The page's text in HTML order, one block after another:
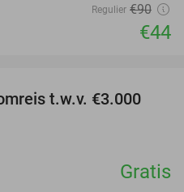
Regulier €90
€44
t.w.v. €3.000
Gratis